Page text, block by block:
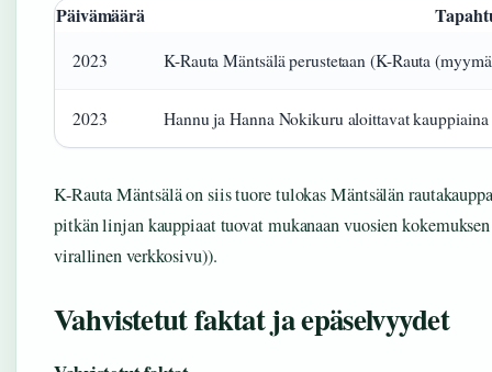
Päivämäärä
2023 K-Rauta Mäntsälä perustetaan (K-Rauta
2023 Hannu ja Hanna Nokikuru aloittavat
K-Rauta Mäntsälä on siis tuore tulokas Mäntsälän
pitkän linjan kauppiaat tuovat mukanaan vuosien
virallinen verkkosivu)).
Vahvistetut faktat ja epäselvyydet